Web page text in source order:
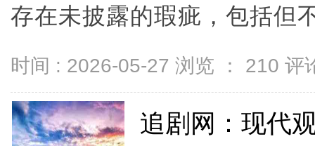
存在未披露的瑕疵，包括但
时间 : 2026-05-27 浏览 ： 210 评
追剧网：现代